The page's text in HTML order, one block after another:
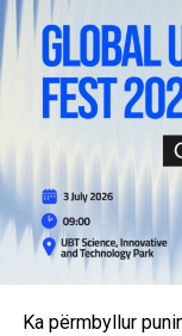
FIRST Global
një garë robotike.
rinjtë nga e
dëshmojnë se
shërbejnë si ura
globale.
Me përgatitjen
që i karakterizon,
potencialin e të
Ka përmbyllur